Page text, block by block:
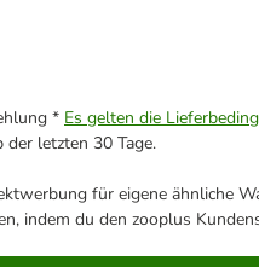
* Es gelten die
letzten 30 Tage.
für eigene ähnliche
indem du den zooplus